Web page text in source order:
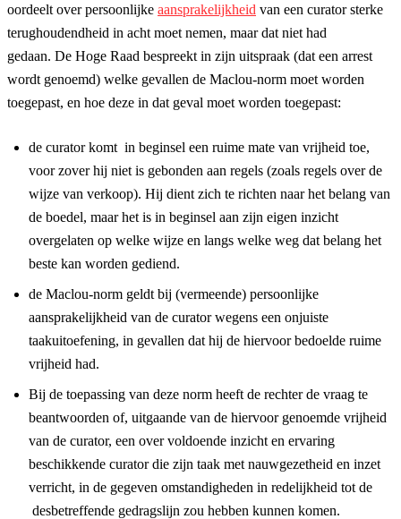
oordeelt over persoonlijke aansprakelijkheid van een curator sterke
terughoudendheid in acht moet nemen, maar dat niet had
gedaan. De Hoge Raad bespreekt in zijn uitspraak (dat een arrest
wordt genoemd) welke gevallen de Maclou-norm moet worden
toegepast, en hoe deze in dat geval moet worden toegepast:
de curator komt in beginsel een ruime mate van vrijheid toe,
voor zover hij niet is gebonden aan regels (zoals regels over de
wijze van verkoop). Hij dient zich te richten naar het belang van
de boedel, maar het is in beginsel aan zijn eigen inzicht
overgelaten op welke wijze en langs welke weg dat belang het
beste kan worden gediend.
de Maclou-norm geldt bij (vermeende) persoonlijke
aansprakelijkheid van de curator wegens een onjuiste
taakuitoefening, in gevallen dat hij de hiervoor bedoelde ruime
vrijheid had.
Bij de toepassing van deze norm heeft de rechter de vraag te
beantwoorden of, uitgaande van de hiervoor genoemde vrijheid
van de curator, een over voldoende inzicht en ervaring
beschikkende curator die zijn taak met nauwgezetheid en inzet
verricht, in de gegeven omstandigheden in redelijkheid tot de
desbetreffende gedragslijn zou hebben kunnen komen.